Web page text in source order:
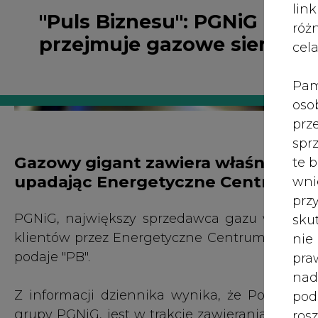
te
nie
przejmuje gazowe sieroty
Gazowy gigant zawiera właśnie
upadając Energetyczne Centrum -
PGNiG, największy sprzedawca gazu w
klientów przez Energetyczne Centrum (EC),
podaje "PB".
Z informacji dziennika wynika, że Polska
grupy PGNiG, jest w trakcie zawierania
czyli spółką sprzedażową.